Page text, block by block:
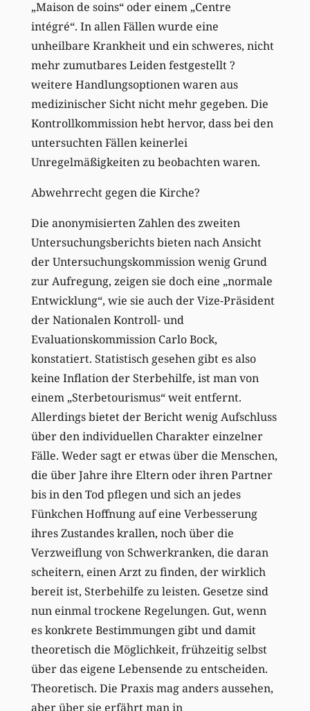
„Maison de soins“ oder einem „Centre
intégré“. In allen Fällen wurde eine
unheilbare Krankheit und ein schweres, nicht
mehr zumutbares Leiden festgestellt ?
weitere Handlungsoptionen waren aus
medizinischer Sicht nicht mehr gegeben. Die
Kontrollkommission hebt hervor, dass bei den
untersuchten Fällen keinerlei
Unregelmäßigkeiten zu beobachten waren.
Abwehrrecht gegen die Kirche?
Die anonymisierten Zahlen des zweiten
Untersuchungsberichts bieten nach Ansicht
der Untersuchungskommission wenig Grund
zur Aufregung, zeigen sie doch eine „normale
Entwicklung“, wie sie auch der Vize-Präsident
der Nationalen Kontroll- und
Evaluationskommission Carlo Bock,
konstatiert. Statistisch gesehen gibt es also
keine Inflation der Sterbehilfe, ist man von
einem „Sterbetourismus“ weit entfernt.
Allerdings bietet der Bericht wenig Aufschluss
über den individuellen Charakter einzelner
Fälle. Weder sagt er etwas über die Menschen,
die über Jahre ihre Eltern oder ihren Partner
bis in den Tod pflegen und sich an jedes
Fünkchen Hoffnung auf eine Verbesserung
ihres Zustandes krallen, noch über die
Verzweiflung von Schwerkranken, die daran
scheitern, einen Arzt zu finden, der wirklich
bereit ist, Sterbehilfe zu leisten. Gesetze sind
nun einmal trockene Regelungen. Gut, wenn
es konkrete Bestimmungen gibt und damit
theoretisch die Möglichkeit, frühzeitig selbst
über das eigene Lebensende zu entscheiden.
Theoretisch. Die Praxis mag anders aussehen,
aber über sie erfährt man in